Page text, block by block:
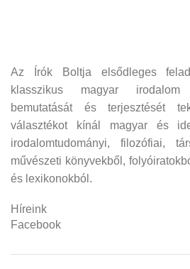
Az Írók Boltja elsődleges
klasszikus magyar irodalom
bemutatását és terjesztését
választékot kínál magyar és
irodalomtudományi, filozófiai,
művészeti könyvekből,
és lexikonokból.
Híreink
Facebook